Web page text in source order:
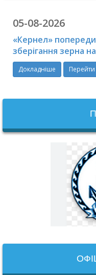
05-08-2026
«Кернел»
зберігання зерна
Докладніше Перейти